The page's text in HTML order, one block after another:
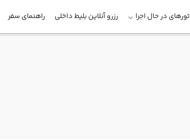
تورهای در حال اجرا رزرو آنلاین بلیط داخلی راهنمای سفر